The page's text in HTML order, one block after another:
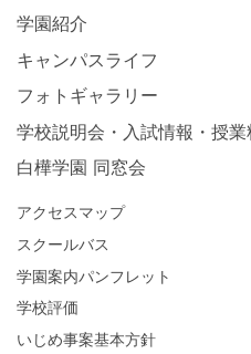
学園紹介
キャンパスライフ
フォトギャラリー
学校説明会・入試情報・授業
白樺学園 同窓会
アクセスマップ
スクールバス
学園案内パンフレット
学校評価
いじめ事案基本方針